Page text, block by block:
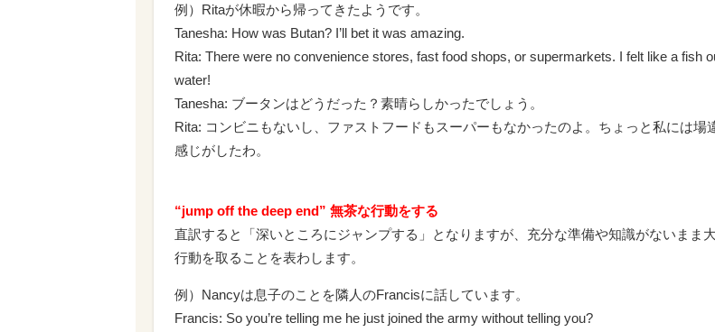
例）Ritaが休暇から帰ってきたようです。
Tanesha: How was Butan? I’ll bet it was amazing.
Rita: There were no convenience stores, fast food shops, or supermarkets. I felt like a fish
water!
Tanesha: ブータンはどうだった？素晴らしかったでしょう。
Rita: コンビニもないし、ファストフードもスーパーもなかったのよ。ちょっと私には場
感じがしたわ。
“jump off the deep end” 無茶な行動をする
直訳すると「深いところにジャンプする」となりますが、充分な準備や知識がないまま
行動を取ることを表わします。
例）Nancyは息子のことを隣人のFrancisに話しています。
Francis: So you’re telling me he just joined the army without telling you?